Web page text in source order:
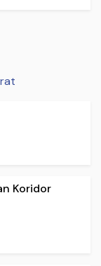
Koridor